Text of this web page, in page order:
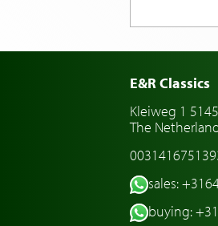
E&R Classics
Kleiweg 1
The
sales:
buying: